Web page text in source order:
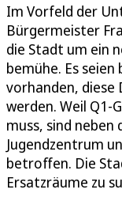
Im Vorfeld der
Bürgermeister
die Stadt um ein
bemühe. Es
vorhanden,
werden. Weil Q1-
muss, sind neben
Jugendzentrum
betroffen. Die
Ersatzräume zu